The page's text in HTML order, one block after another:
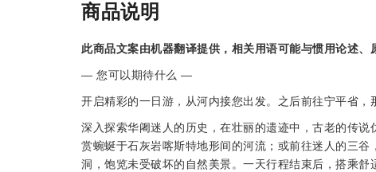
商品说明
此商品文案由机器翻译提供，相关用语可能与惯用论述、
— 您可以期待什么 —
开启精彩的一日游，从河内接您出发。之后前往宁平省，
深入探索华阇迷人的历史，在壮丽的遗迹中，古老的传
赏蜿蜒于石灰岩喀斯特地形间的河流；或前往迷人的三
洞，饱览未受破坏的自然美景。一天行程结束后，搭乘舒